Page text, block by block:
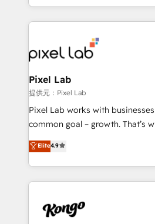
creation. iO combines in-depth knowledge on both
the marketing and technology
from end-to-end. Teams of marketing specialists,
developers, copywriters and
side to meet the specific
and project. Dedicated HubSpot teams combine all
skills for HubSpot projects from
implementation and training.
complex API integrations with
Working from several campuses
such as Brussels Airport, Volvo,
Streamz and Michelin.
Pixel Lab
提供元：Pixel Lab
Pixel Lab works with
common goal – growth. That’s why we employ the
latest innovations in disruptive
approach to web design, sales
inbound marketing that deliver
growth for our client's
exactly where your marketing
Elite4.9